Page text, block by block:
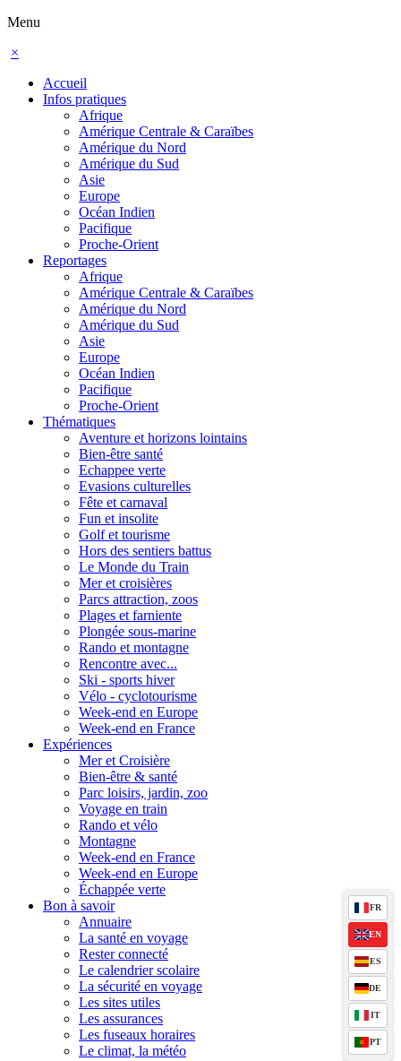
Menu
×
Accueil
Infos pratiques
Afrique
Amérique Centrale & Caraïbes
Amérique du Nord
Amérique du Sud
Asie
Europe
Océan Indien
Pacifique
Proche-Orient
Reportages
Afrique
Amérique Centrale & Caraïbes
Amérique du Nord
Amérique du Sud
Asie
Europe
Océan Indien
Pacifique
Proche-Orient
Thématiques
Aventure et horizons lointains
Bien-être santé
Echappee verte
Evasions culturelles
Fête et carnaval
Fun et insolite
Golf et tourisme
Hors des sentiers battus
Le Monde du Train
Mer et croisières
Parcs attraction, zoos
Plages et farniente
Plongée sous-marine
Rando et montagne
Rencontre avec...
Ski - sports hiver
Vélo - cyclotourisme
Week-end en Europe
Week-end en France
Expériences
Mer et Croisière
Bien-être & santé
Parc loisirs, jardin, zoo
Voyage en train
Rando et vélo
Montagne
Week-end en France
Week-end en Europe
Échappée verte
Bon à savoir
Annuaire
La santé en voyage
Rester connecté
Le calendrier scolaire
La sécurité en voyage
Les sites utiles
Les assurances
Les fuseaux horaires
Le climat, la météo
FR
EN
ES
DE
IT
PT